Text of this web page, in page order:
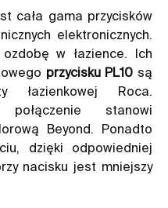
cała gama przycisków
elektronicznych.
w łazience. Ich
przycisku PL10 są
łazienkowej Roca.
połączenie stanowi
Beyond. Ponadto
dzięki odpowiedniej
nacisku jest mniejszy